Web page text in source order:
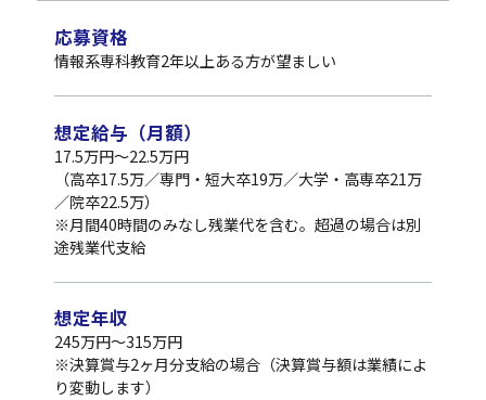
応募資格
情報系専科教育2年以上ある方が望ましい
想定給与（月額）
17.5万円～22.5万円
（高卒17.5万／専門・短大卒19万／大学・高専卒21万
／院卒22.5万）
※月間40時間のみなし残業代を含む。超過の場合は別
途残業代支給
想定年収
245万円～315万円
※決算賞与2ヶ月分支給の場合（決算賞与額は業績によ
り変動します）